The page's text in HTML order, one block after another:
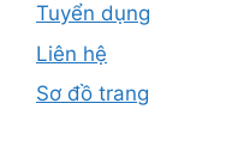
Tuyển dụng
Liên hệ
Sơ đồ trang